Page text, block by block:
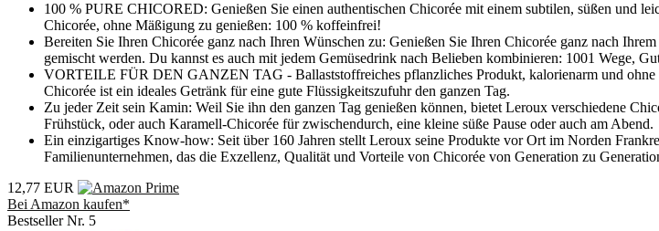
100 % PURE CHICORED: Genießen Sie einen authentischen Chicorée mit einem subtilen, süßen und
Chicorée, ohne Mäßigung zu genießen: 100 % koffeinfrei!
Bereiten Sie Ihren Chicorée ganz nach Ihren Wünschen zu: Genießen Sie Ihren Chicorée ganz nach
gemischt werden. Du kannst es auch mit jedem Gemüsedrink nach Belieben kombinieren: 1001 Wege,
VORTEILE FÜR DEN GANZEN TAG - Ballaststoffreiches pflanzliches Produkt, kalorienarm und
Chicorée ist ein ideales Getränk für eine gute Flüssigkeitszufuhr den ganzen Tag.
Zu jeder Zeit sein Kamin: Weil Sie ihn den ganzen Tag genießen können, bietet Leroux verschiedene
Frühstück, oder auch Karamell-Chicorée für zwischendurch, eine kleine süße Pause oder auch am Abend.
Ein einzigartiges Know-how: Seit über 160 Jahren stellt Leroux seine Produkte vor Ort im Norden
Familienunternehmen, das die Exzellenz, Qualität und Vorteile von Chicorée von Generation zu
12,77 EUR
Bei Amazon kaufen*
Bestseller Nr. 5